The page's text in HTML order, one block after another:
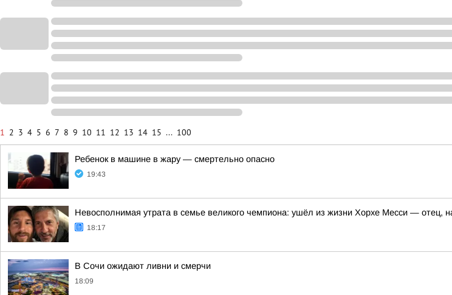
1 2 3 4 5 6 7 8 9 10 11 12 13 14 15 ... 100
Ребенок в машине в жару — смертельно опасно
19:43
Невосполнимая утрата в семье великого чемпиона: ушёл из жизни Хорхе Месси — отец,
18:17
В Сочи ожидают ливни и смерчи
18:09